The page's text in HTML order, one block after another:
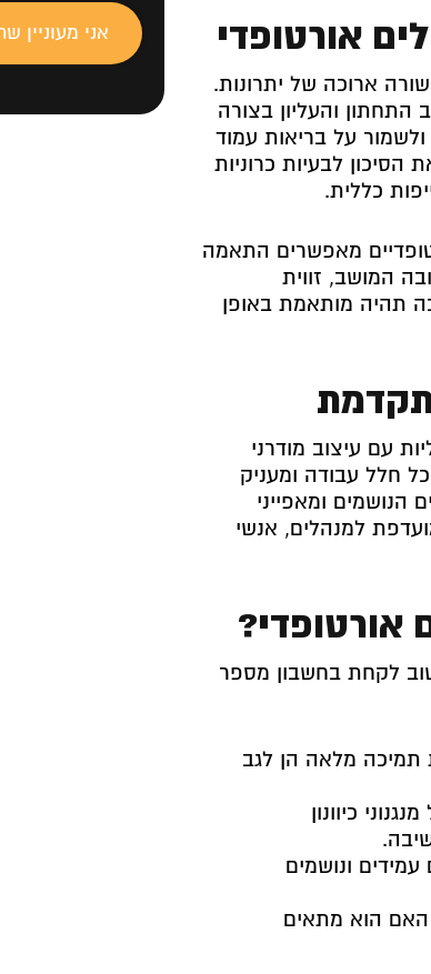
אורטופדי
ארוכה של יתרונות.
והעליון בצורה
על בריאות עמוד
לבעיות כרוניות
כללית.
מאפשרים התאמה
המושב, זווית
תהיה מותאמת באופן
עם עיצוב מודרני
חלל עבודה ומעניק
הנושמים ומאפייני
למנהלים, אנשי
אורטופדי?
לקחת בחשבון מספר
מלאה הן לגב
כיוונון
ונושמים
האם הוא מתאים